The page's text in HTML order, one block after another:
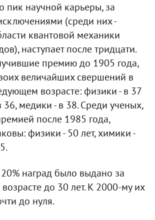
пик научной карьеры, за
(среди них -
квантовой механики
наступает после тридцати.
премию до 1905 года,
величайших свершений в
возрасте: физики - в 37
36, медики - в 38. Среди ученых,
после 1985 года,
физики - 50 лет, химики -
наград было выдано за
до 30 лет. К 2000-му их
до нуля.